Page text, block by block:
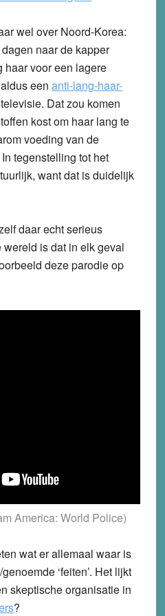
wel over Noord-Korea:
naar de kapper
haar voor een lagere
een anti-lang-haar-
Dat zou komen
kost om haar lang te
voeding van de
tegenstelling tot het
want dat is duidelijk
daar echt serieus
wereld is dat in elk geval
deze parodie op
America: World Police)
wat er allemaal waar is
‘feiten’. Het lijkt
skeptische organisatie in
?